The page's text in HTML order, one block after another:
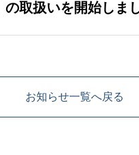
取扱いを開始しま
お知らせ一覧へ戻る